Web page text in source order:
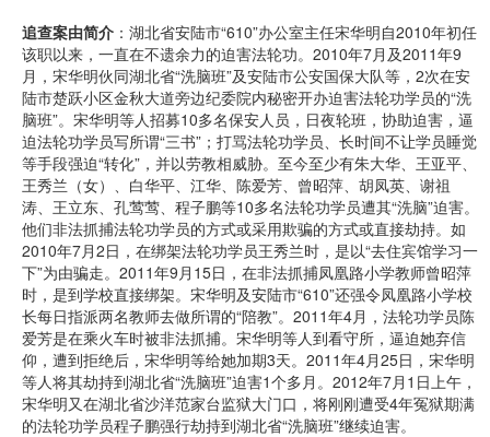
追查案由简介 ：湖北省安陆市“610”办公室主任宋华明自2010年初任
该职以来，一直在不遗余力的迫害法轮功。2010年7月及2011年9
月，宋华明伙同湖北省“洗脑班”及安陆市公安国保大队等，2次在安
陆市楚跃小区金秋大道旁边纪委院内秘密开办迫害法轮功学员的“洗
脑班”。宋华明等人招募10多名保安人员，日夜轮班，协助迫害，逼
迫法轮功学员写所谓“三书”；打骂法轮功学员、长时间不让学员睡觉
等手段强迫“转化”，并以劳教相威胁。至今至少有朱大华、王亚平、
王秀兰（女）、白华平、江华、陈爱芳、曾昭萍、胡凤英、谢祖
涛、王立东、孔莺莺、程子鹏等10多名法轮功学员遭其“洗脑”迫害。
他们非法抓捕法轮功学员的方式或采用欺骗的方式或直接劫持。如
2010年7月2日，在绑架法轮功学员王秀兰时，是以“去住宾馆学习一
下”为由骗走。2011年9月15日，在非法抓捕凤凰路小学教师曾昭萍
时，是到学校直接绑架。宋华明及安陆市“610”还强令凤凰路小学校
长每日指派两名教师去做所谓的“陪教”。2011年4月，法轮功学员陈
爱芳是在乘火车时被非法抓捕。宋华明等人到看守所，逼迫她弃信
仰，遭到拒绝后，宋华明等给她加期3天。2011年4月25日，宋华明
等人将其劫持到湖北省“洗脑班”迫害1个多月。2012年7月1日上午，
宋华明又在湖北省沙洋范家台监狱大门口，将刚刚遭受4年冤狱期满
的法轮功学员程子鹏强行劫持到湖北省“洗脑班”继续迫害。